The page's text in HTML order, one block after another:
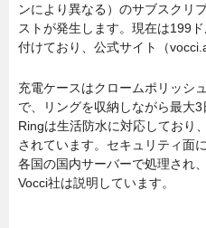
ンにより異なる）のサブスクリ
ストが発生します。現在は199
付けており、公式サイト（
充電ケースはクロームポリッシ
で、リングを収納しながら最大
Ringは生活防水に対応しており
されています。セキュリティ面
各国の国内サーバーで処理され
Vocci社は説明しています。